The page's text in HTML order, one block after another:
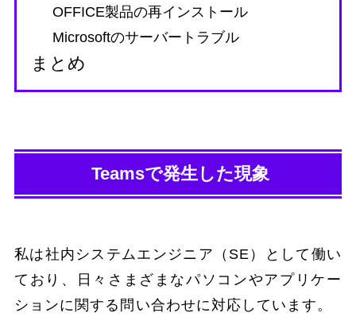
OFFICE製品の再インストール
Microsoftのサーバートラブル
まとめ
Teamsで発生した現象
私は社内システムエンジニア（SE）として働い
ており、日々さまざまなパソコンやアプリケー
ションに関する問い合わせに対応しています。